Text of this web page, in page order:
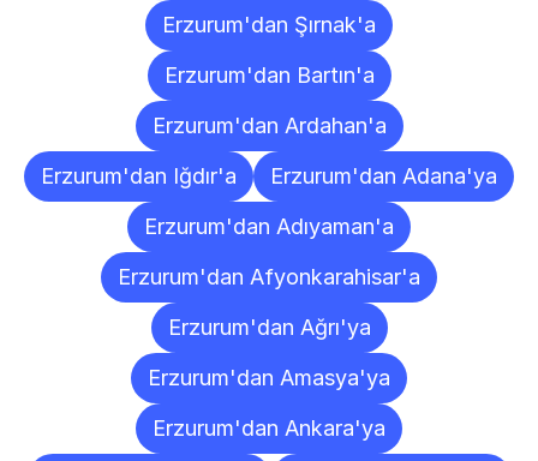
Erzurum'dan Şırnak'a
Erzurum'dan Bartın'a
Erzurum'dan Ardahan'a
Erzurum'dan Iğdır'a
Erzurum'dan Adana'ya
Erzurum'dan Adıyaman'a
Erzurum'dan Afyonkarahisar'a
Erzurum'dan Ağrı'ya
Erzurum'dan Amasya'ya
Erzurum'dan Ankara'ya